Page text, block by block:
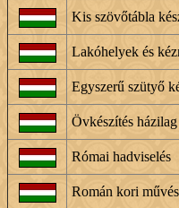
Kis szövőtábla
Lakóhelyek és
Egyszerű szütyő
Övkészítés házilag
Római hadviselés
Román kori